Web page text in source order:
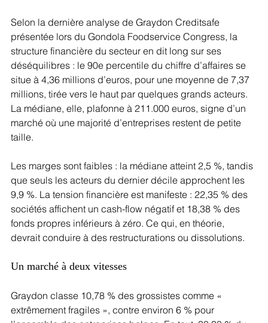
Selon la dernière analyse de Graydon Creditsafe
présentée lors du Gondola Foodservice Congress, la
structure financière du secteur en dit long sur ses
déséquilibres : le 90e percentile du chiffre d’affaires se
situe à 4,36 millions d’euros, pour une moyenne de 7,37
millions, tirée vers le haut par quelques grands acteurs.
La médiane, elle, plafonne à 211.000 euros, signe d’un
marché où une majorité d’entreprises restent de petite
taille.
Les marges sont faibles : la médiane atteint 2,5 %, tandis
que seuls les acteurs du dernier décile approchent les
9,9 %. La tension financière est manifeste : 22,35 % des
sociétés affichent un cash-flow négatif et 18,38 % des
fonds propres inférieurs à zéro. Ce qui, en théorie,
devrait conduire à des restructurations ou dissolutions.
Un marché à deux vitesses
Graydon classe 10,78 % des grossistes comme «
extrêmement fragiles », contre environ 6 % pour